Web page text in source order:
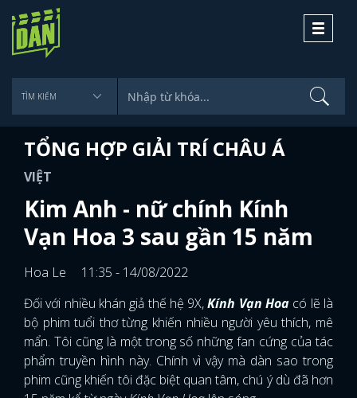
Toggle
TỔNG HỢP GIẢI TRÍ CHÂU Á
VIỆT
Kim Anh - nữ chính Kính
Vạn Hoa 3 sau gần 15 năm
Hoa Le
11:35 - 14/08/2022
Đối với nhiều khán giả thế hệ 9X,Kính Vạn Hoa có lẽ là
bộ phim tuổi thơ từng khiến nhiều người yêu thích, mê
mẩn. Tôi cũng là một trong số những fan cứng của tác
phẩm truyền hình này. Chính vì vậy mà dàn sao trong
phim cũng khiến tôi đặc biệt quan tâm, chú ý dù đã hơn